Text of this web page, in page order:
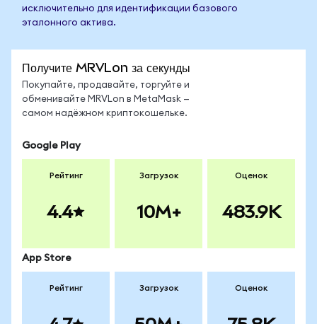
исключительно для идентификации базового
эталонного актива.
Получите MRVLon за секунды
Покупайте, продавайте, торгуйте и
обменивайте MRVLon в MetaMask —
самом надёжном криптокошельке.
Google Play
Рейтинг
4.4
Загрузок
10M+
Оценок
483.9K
App Store
Рейтинг Загрузок Оценок